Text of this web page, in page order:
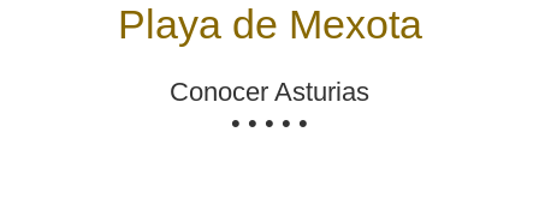
Playa de Mexota
Conocer Asturias
• • • • •